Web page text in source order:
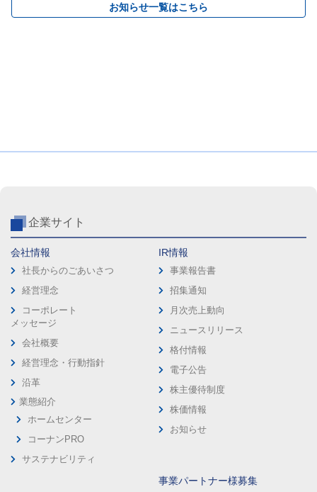
お知らせ一覧はこちら
企業サイト
会社情報
社長からのごあいさつ
経営理念
コーポレート
メッセージ
会社概要
経営理念・行動指針
沿革
業態紹介
ホームセンター
コーナンPRO
サステナビリティ
IR情報
事業報告書
招集通知
月次売上動向
ニュースリリース
格付情報
電子公告
株主優待制度
株価情報
お知らせ
事業パートナー様募集